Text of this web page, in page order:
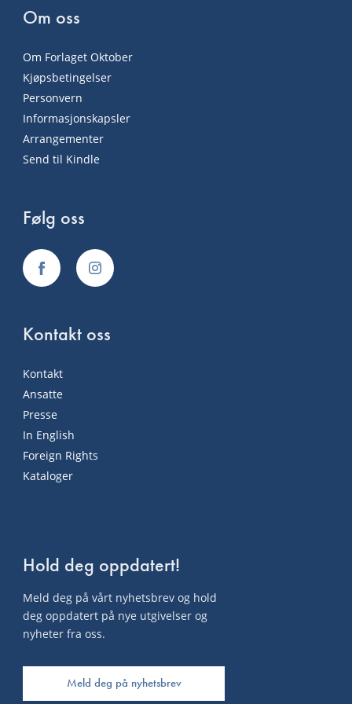
Om oss
Om Forlaget Oktober
Kjøpsbetingelser
Personvern
Informasjonskapsler
Arrangementer
Send til Kindle
Følg oss
Kontakt oss
Kontakt
Ansatte
Presse
In English
Foreign Rights
Kataloger
Hold deg oppdatert!
Meld deg på vårt nyhetsbrev og hold
deg oppdatert på nye utgivelser og
nyheter fra oss.
Meld deg på nyhetsbrev